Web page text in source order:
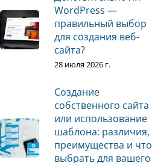
WordPress —
правильный выбор
для создания веб-
сайта?
28 июля 2026 г.
Создание
собственного сайта
или использование
шаблона: различия,
преимущества и что
выбрать для вашего